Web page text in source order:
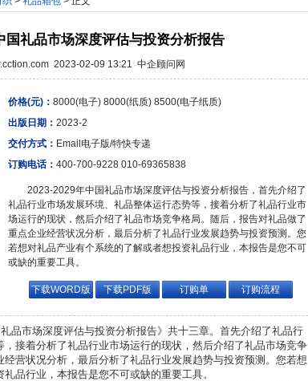
国礼品市场深度评估与投资分析报告
2023-02-09 13:21 中企顾问网
价格(元)： 8000(电子) 8000(纸质) 8500(电子纸质)
出版日期： 2023-2
交付方式： Email电子版/特快专递
订购电话： 400-700-9228 010-69365838
2023-2029年中国礼品市场深度评估与投资分析报告，首先介绍了
礼品行业市场发展环境、礼品整体运行态势等，接着分析了礼品行业市
场运行的现状，然后介绍了礼品市场竞争格局。随后，报告对礼品做了
重点企业经营状况分析，最后分析了礼品行业发展趋势与投资预测。您
若想对礼品产业有个系统的了解或者想投资礼品行业，本报告是您不可
或缺的重要工具。
下载WORD版 下载PDF版 订购单 订购流程
品市场深度评估与投资分析报告》共十三章。首先介绍了礼品行
接着分析了礼品行业市场运行的现状，然后介绍了礼品市场竞争
营状况分析，最后分析了礼品行业发展趋势与投资预测。您若想
品行业，本报告是您不可或缺的重要工具。